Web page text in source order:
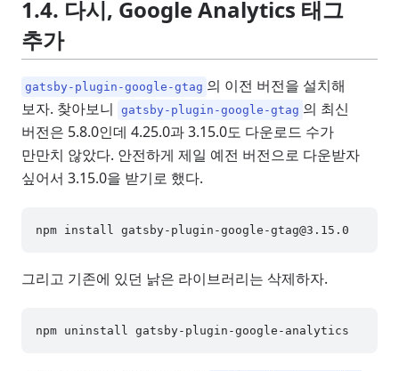
1.4. 다시, Google Analytics 태그
추가
gatsby-plugin-google-gtag 의 이전 버전을 설치해
보자. 찾아보니
gatsby-plugin-google-gtag 의 최신
버전은 5.8.0인데 4.25.0과 3.15.0도 다운로드 수가
만만치 않았다. 안전하게 제일 예전 버전으로 다운받자
싶어서 3.15.0을 받기로 했다.
npm install gatsby-plugin-google-gtag@3.15.0
그리고 기존에 있던 낡은 라이브러리는 삭제하자.